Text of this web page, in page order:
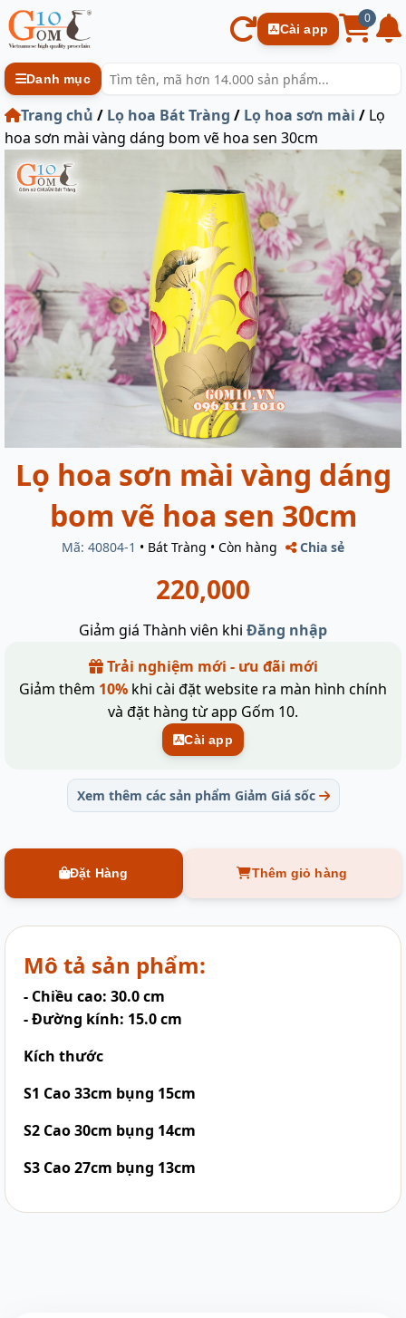
Cài app
0
Danh mục
Trang chủ / Lọ hoa Bát Tràng / Lọ hoa sơn mài / Lọ
hoa sơn mài vàng dáng bom vẽ hoa sen 30cm
Lọ hoa sơn mài vàng dáng
bom vẽ hoa sen 30cm
Mã: 40804-1 • Bát Tràng • Còn hàng Chia sẻ
220,000
Giảm giá Thành viên khi Đăng nhập
Trải nghiệm mới - ưu đãi mới
Giảm thêm 10% khi cài đặt website ra màn hình chính
và đặt hàng từ app Gốm 10.
Cài app
Xem thêm các sản phẩm Giảm Giá sốc
Đặt Hàng Thêm giỏ hàng
Mô tả sản phẩm:
- Chiều cao: 30.0 cm
- Đường kính: 15.0 cm
Kích thước
S1 Cao 33cm bụng 15cm
S2 Cao 30cm bụng 14cm
S3 Cao 27cm bụng 13cm